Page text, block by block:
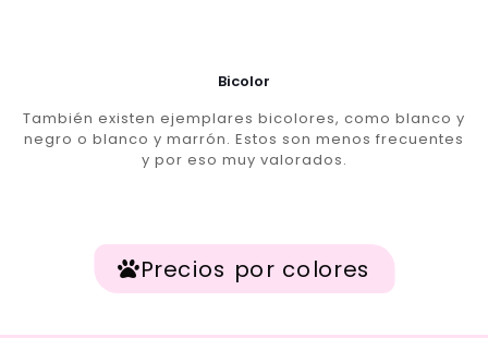
Bicolor
También existen ejemplares bicolores, como blanco y
negro o blanco y marrón. Estos son menos frecuentes
y por eso muy valorados.
Precios por colores